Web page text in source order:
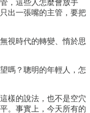
，這些人怎麼會放手
出一張嘴的主管，要把
視時代的轉變、惰於思
嗎？聰明的年輕人，怎
樣的說法，也不是空穴
。事實上，今天所有的